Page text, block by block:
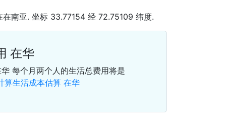
在南亚. 坐标 33.77154 经 72.75109 纬度.
在华
每个月两个人的生活总费用将是
算生活成本估算 在华